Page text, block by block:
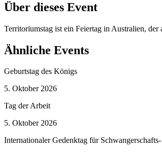
Über dieses Event
Territoriumstag ist ein Feiertag in Australien,
Ähnliche Events
Geburtstag des Königs
5. Oktober 2026
Tag der Arbeit
5. Oktober 2026
Internationaler Gedenktag für